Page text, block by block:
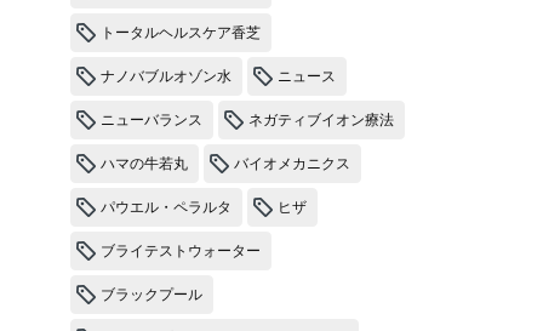
トータルヘルスケア香芝
ナノバブルオゾン水 ニュース
ニューバランス ネガティブイオン療法
ハマの牛若丸 バイオメカニクス
パウエル・ペラルタ ヒザ
ブライテストウォーター
ブラックプール